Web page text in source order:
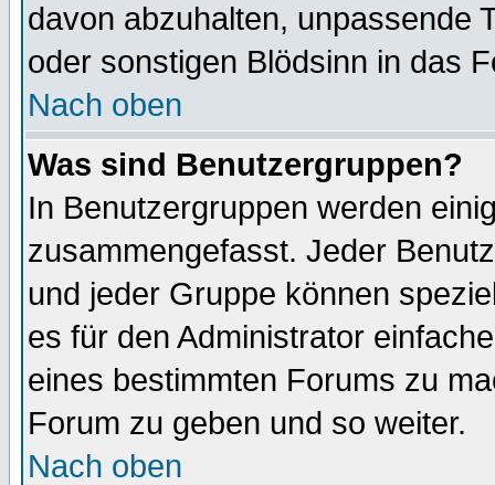
davon abzuhalten, unpassende
oder sonstigen Blödsinn in das
Nach oben
Was sind Benutzergruppen?
In Benutzergruppen werden
zusammengefasst. Jeder
und jeder Gruppe können
es für den Administrator
eines bestimmten Forums zu
Forum zu geben und so weiter.
Nach oben